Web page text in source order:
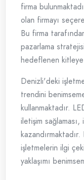
firma
olan firmayı
Bu firma
pazarlama
hedeflenen
Denizli'deki
trendini
kullanmaktadır.
iletişim
işletmelerin ilgi
yaklaşımı